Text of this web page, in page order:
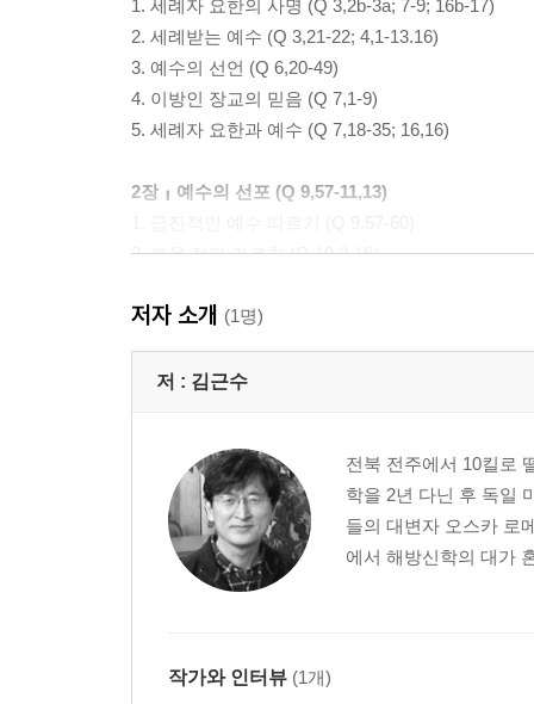
1. 세례자 요한의 사명 (Q 3,2b-3a; 7-9; 16b-17)
2. 세례받는 예수 (Q 3,21-22; 4,1-13.16)
3. 예수의 선언 (Q 6,20-49)
4. 이방인 장교의 믿음 (Q 7,1-9)
5. 세례자 요한과 예수 (Q 7,18-35; 16,16)
2장╻예수의 선포 (Q 9,57-11,13)
2. 복음 전파 가르침 (Q 10,2-16)
4. 제자들의 기도 (Q 11,2b-4.9-13)
3장╻예수의 반대자들 (Q 11,14-52; 16,17- )
3. 빛은 비추어야 (Q 11,33-35)
4. 바리사이와 율법학자 비판 (Q 16,17-; 11,39-52)
4장╻예수 어록 공동체 위로 (Q 12,2-13,21)
1. 두려워 말고 예수를 고백하라 (Q 12,2-12)
4. 하느님 나라의 비유들 (Q 13,18-21)
저자 소개 (1명)
저 : 김근수
전북 전주에서 10킬로
학을 2년 다닌 후 독일
들의 대변자 오스카 로
에서 해방신학의 대가
작가와 인터뷰 (1개)